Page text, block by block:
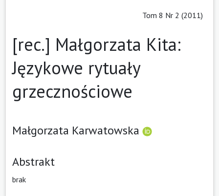
Tom 8 Nr 2 (2011)
[rec.] Małgorzata Kita:
Językowe rytuały
grzecznościowe
Małgorzata Karwatowska
Abstrakt
brak